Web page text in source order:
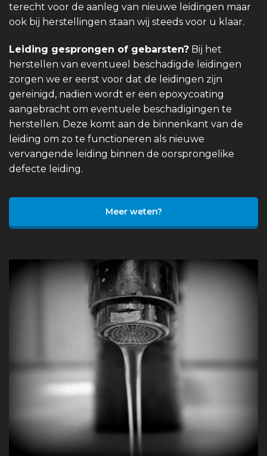
terecht voor de aanleg van nieuwe leidingen maar
ook bij herstellingen staan wij steeds voor u klaar.
Leiding gesprongen of gebarsten? Bij het
herstellen van eventueel beschadigde leidingen
zorgen we er eerst voor dat de leidingen zijn
gereinigd, nadien wordt er een epoxycoating
aangebracht om eventuele beschadigingen te
herstellen. Deze komt aan de binnenkant van de
leiding om zo te functioneren als nieuwe
vervangende leiding binnen de oorsprongelike
defecte leiding.
Meer weten?